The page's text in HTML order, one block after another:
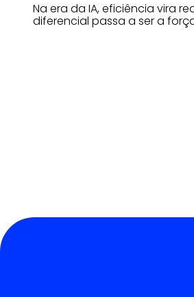
Na era da IA, eficiência vira
diferencial passa a ser a